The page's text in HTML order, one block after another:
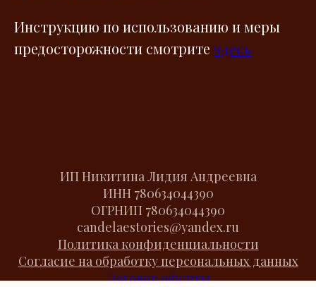
Инструкцию по использованию и меры
предосторожности смотрите здесь
ИП Никитина Лидия Андреевна
ИНН 780634044390
ОГРНИП 780634044390
candelaestories@yandex.ru
Политика конфиденциальности
Согласие на обработку персональных данных
Договор оферты